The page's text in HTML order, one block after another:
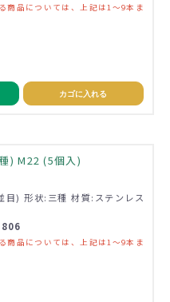
商品については、上記は1～9本ま
カゴに入れる
) M22 (5個入)
目) 形状:三種 材質:ステンレス
商品については、上記は1～9本ま